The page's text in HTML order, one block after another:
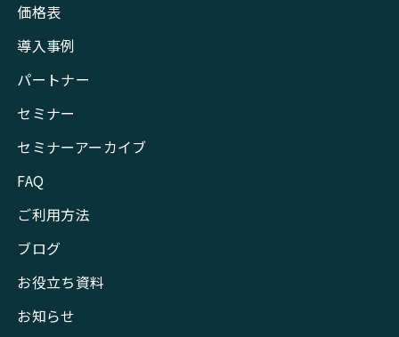
価格表
導入事例
パートナー
セミナー
セミナーアーカイブ
FAQ
ご利用方法
ブログ
お役立ち資料
お知らせ